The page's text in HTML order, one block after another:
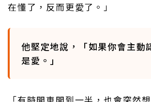
在懂了，反而更愛了。」
他堅定地說，「如果你會主動
是愛。」